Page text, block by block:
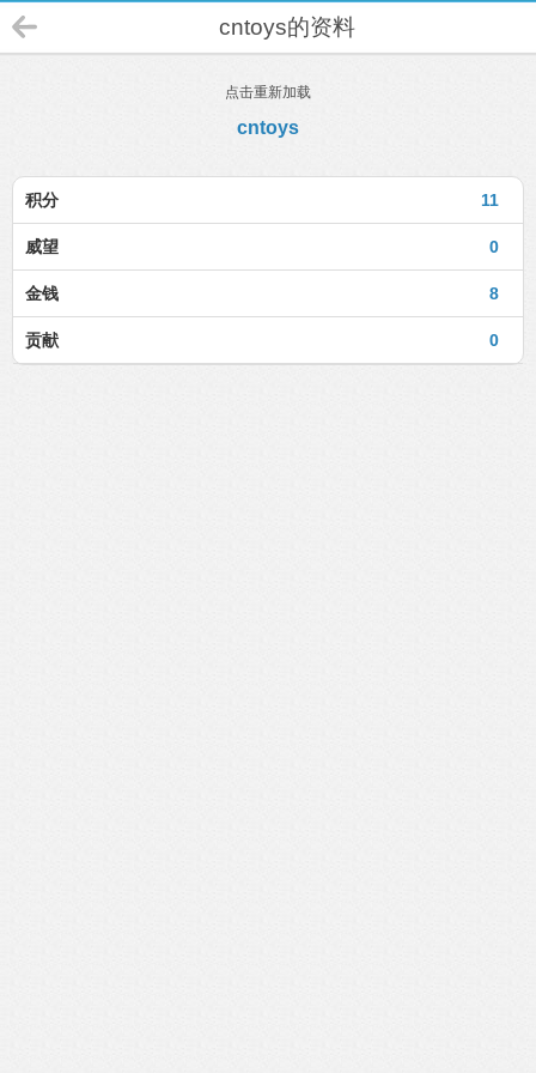
cntoys的资料
点击重新加载
cntoys
11
积分
0
威望
8
金钱
0
贡献